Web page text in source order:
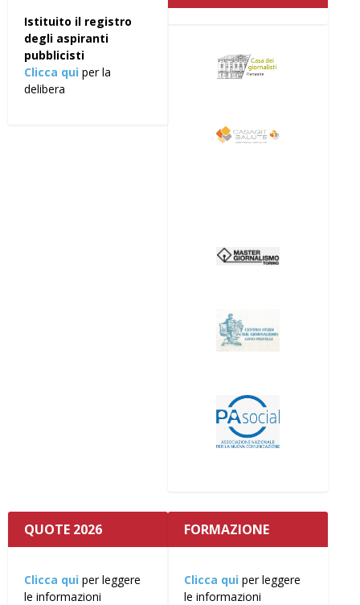
Istituito il registro
degli aspiranti
pubblicisti
Clicca qui per la
delibera
QUOTE 2026
Clicca qui per leggere
le informazioni
FORMAZIONE
Clicca qui per leggere
le informazioni